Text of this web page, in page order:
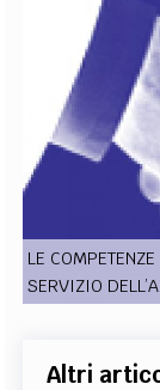
FILODIRITTO
LE
SERVIZIO
Altri